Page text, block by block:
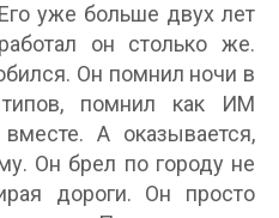
уже больше двух лет
он столько же.
Он помнил ночи в
помнил как ИМ
А оказывается,
Он брел по городу не
дороги. Он просто